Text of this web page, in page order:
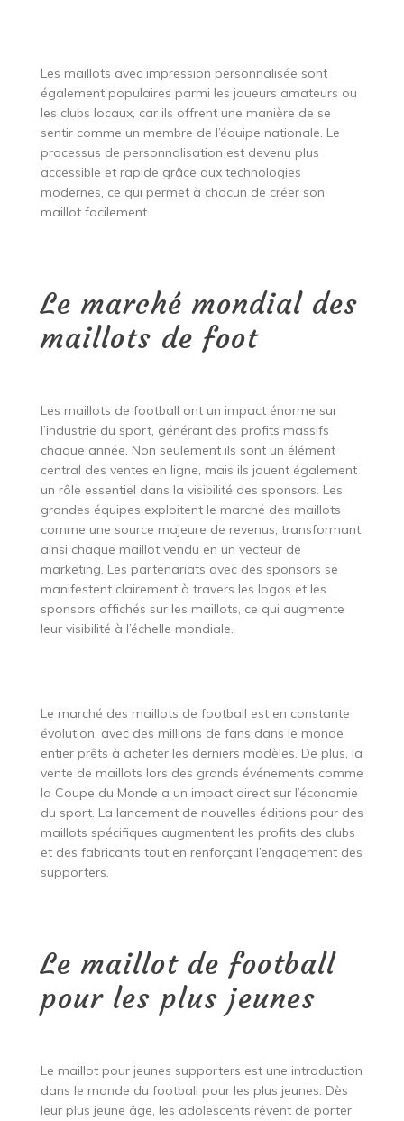
Les maillots avec impression personnalisée sont
également populaires parmi les joueurs amateurs ou
les clubs locaux, car ils offrent une manière de se
sentir comme un membre de l’équipe nationale. Le
processus de personnalisation est devenu plus
accessible et rapide grâce aux technologies
modernes, ce qui permet à chacun de créer son
maillot facilement.
Le marché mondial des
maillots de foot
Les maillots de football ont un impact énorme sur
l’industrie du sport, générant des profits massifs
chaque année. Non seulement ils sont un élément
central des ventes en ligne, mais ils jouent également
un rôle essentiel dans la visibilité des sponsors. Les
grandes équipes exploitent le marché des maillots
comme une source majeure de revenus, transformant
ainsi chaque maillot vendu en un vecteur de
marketing. Les partenariats avec des sponsors se
manifestent clairement à travers les logos et les
sponsors affichés sur les maillots, ce qui augmente
leur visibilité à l’échelle mondiale.
Le marché des maillots de football est en constante
évolution, avec des millions de fans dans le monde
entier prêts à acheter les derniers modèles. De plus, la
vente de maillots lors des grands événements comme
la Coupe du Monde a un impact direct sur l’économie
du sport. La lancement de nouvelles éditions pour des
maillots spécifiques augmentent les profits des clubs
et des fabricants tout en renforçant l’engagement des
supporters.
Le maillot de football
pour les plus jeunes
Le maillot pour jeunes supporters est une introduction
dans le monde du football pour les plus jeunes. Dès
leur plus jeune âge, les adolescents rêvent de porter